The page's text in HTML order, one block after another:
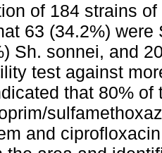
of 184 strains
63 (34.2%)
Sh. sonnei, and
test against
that 80%
and